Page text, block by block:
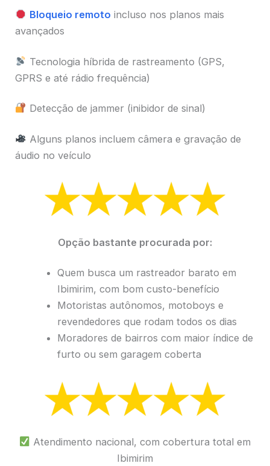
Bloqueio remoto incluso nos planos mais
avançados
Tecnologia híbrida de rastreamento (GPS,
GPRS e até rádio frequência)
Detecção de jammer (inibidor de sinal)
Alguns planos incluem câmera e gravação de
áudio no veículo
Opção bastante procurada por:
Quem busca um rastreador barato em
Ibimirim, com bom custo-benefício
Motoristas autônomos, motoboys e
revendedores que rodam todos os dias
Moradores de bairros com maior índice de
furto ou sem garagem coberta
Atendimento nacional, com cobertura total em
Ibimirim